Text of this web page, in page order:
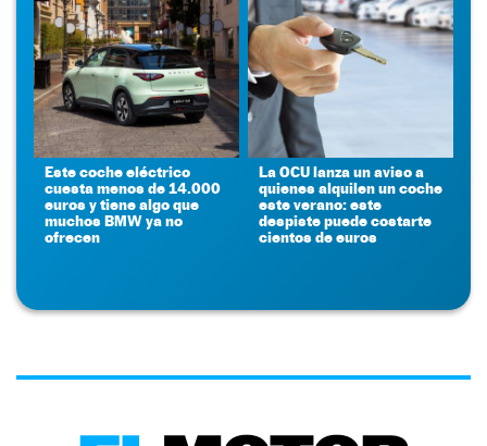
Este coche eléctrico
cuesta menos de 14.000
euros y tiene algo que
muchos BMW ya no
ofrecen
La OCU lanza un aviso a
quienes alquilen un coche
este verano: este
despiste puede costarte
cientos de euros